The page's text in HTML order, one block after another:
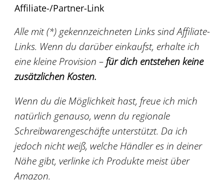
Affiliate-/Partner-Link
Alle mit (*) gekennzeichneten Links sind Affiliate-
Links. Wenn du darüber einkaufst, erhalte ich
eine kleine Provision – für dich entstehen keine
zusätzlichen Kosten.
Wenn du die Möglichkeit hast, freue ich mich
natürlich genauso, wenn du regionale
Schreibwarengeschäfte unterstützt. Da ich
jedoch nicht weiß, welche Händler es in deiner
Nähe gibt, verlinke ich Produkte meist über
Amazon.